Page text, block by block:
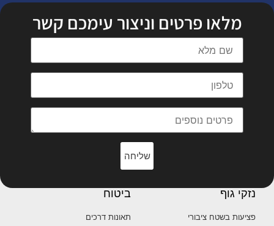
מלאו פרטים וניצור עימכם קשר
שליחה
נזקי גוף
פציעות בשטח ציבורי
ביטוח
תאונות דרכים